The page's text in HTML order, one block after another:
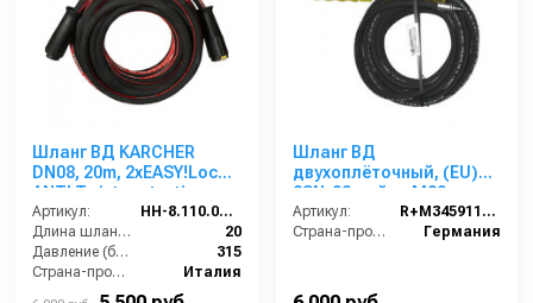
Шланг ВД KARCHER
DN08, 20m, 2хEASY!Lock
ANTI Twist protection,
315bar
Артикул:
HH-8.110.035-20
Длина шланга (м):
20
Давление (бар):
315
Страна-производитель:
Италия
Шланг ВД
двухоплёточный, (EU)
2SN-08, гайка М22-
штуцер11, 15m, 400bar
для KARCHER
Артикул:
R+M345911415
Страна-производитель:
Германия